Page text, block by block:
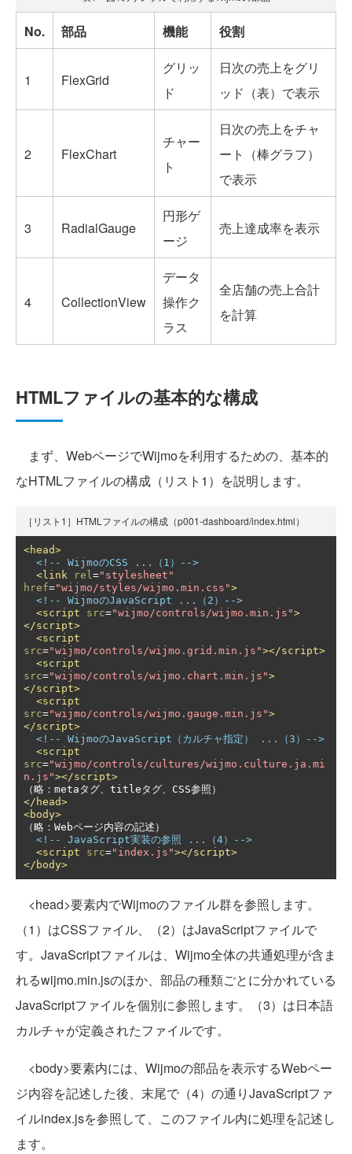
No. 部品 機能 役割
1 FlexGrid
グリッ
ド
日次の売上をグリ
ッド（表）で表示
2 FlexChart
チャー
ト
日次の売上をチャ
ート（棒グラフ）
で表示
3 RadialGauge
円形ゲ
ージ
売上達成率を表示
4 CollectionView
データ
操作ク
ラス
全店舗の売上合計
を計算
HTMLファイルの基本的な構成
まず、WebページでWijmoを利用するための、基本的
なHTMLファイルの構成（リスト1）を説明します。
［リスト1］HTMLファイルの構成（p001-dashboard/index.html）
<head>
<!-- WijmoのCSS ...（1）-->
<link
rel="stylesheet"
href="wijmo/styles/wijmo.min.css">
<!-- WijmoのJavaScript ...（2）-->
<script
src="wijmo/controls/wijmo.min.js">
</script>
<script
src="wijmo/controls/wijmo.grid.min.js"></script>
<script
src="wijmo/controls/wijmo.chart.min.js">
</script>
<script
src="wijmo/controls/wijmo.gauge.min.js">
</script>
<!-- WijmoのJavaScript（カルチャ指定） ...（3）-->
<script
src="wijmo/controls/cultures/wijmo.culture.ja.mi
n.js"></script>
</head>
<body>
（略：Webページ内容の記述）
<!-- JavaScript実装の参照 ...（4）-->
<script
src="index.js"></script>
</body>
<head>要素内でWijmoのファイル群を参照します。
（1）はCSSファイル、（2）はJavaScriptファイルで
す。JavaScriptファイルは、Wijmo全体の共通処理が含ま
れるwijmo.min.jsのほか、部品の種類ごとに分かれている
JavaScriptファイルを個別に参照します。（3）は日本語
カルチャが定義されたファイルです。
<body>要素内には、Wijmoの部品を表示するWebペー
ジ内容を記述した後、末尾で（4）の通りJavaScriptファ
イルindex.jsを参照して、このファイル内に処理を記述し
ます。